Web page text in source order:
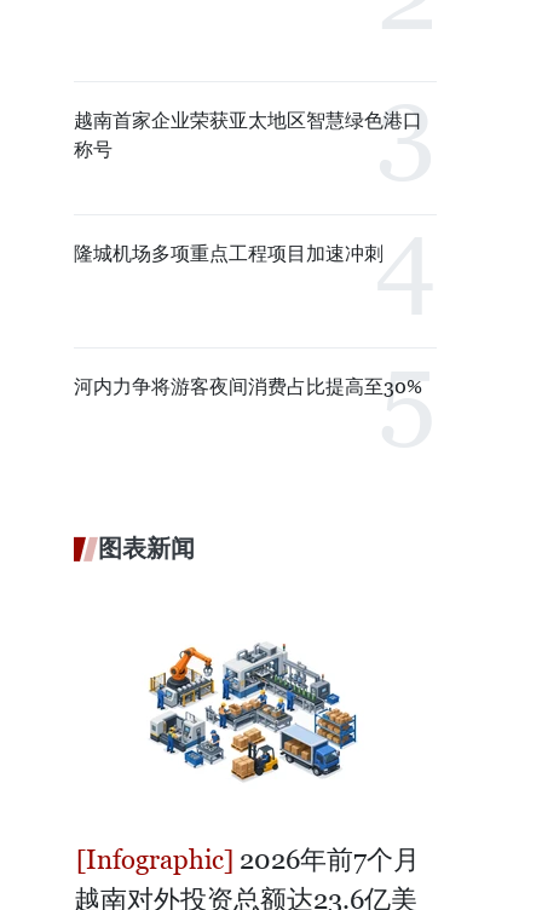
越南首家企业荣获亚太地区智慧绿色港口
称号
隆城机场多项重点工程项目加速冲刺
河内力争将游客夜间消费占比提高至30%
图表新闻
2026年前7个月
越南对外投资总额达23.6亿美